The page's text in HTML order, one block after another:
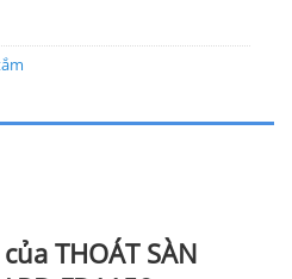
THOÁT SÀN